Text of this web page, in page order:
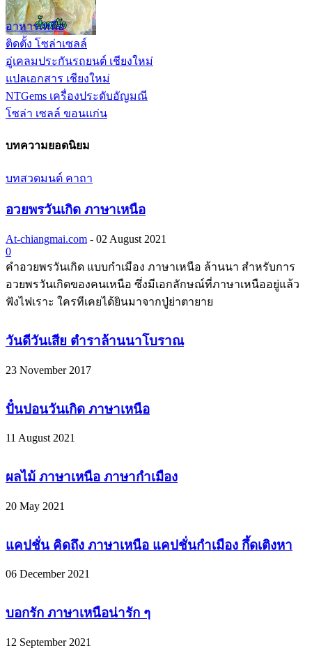
อาหารเหนือ
ติดตั้ง โซล่าเซลล์
อู่เคลมประกันรถยนต์ เชียงใหม่
แปลเอกสาร เชียงใหม่
NTGems เครื่องประดับอัญมณี
โซล่า เซลล์ ขอนแก่น
บทความยอดนิยม
บทสวดมนต์ คาถา
อวยพรวันเกิด ภาษาเหนือ
At-chiangmai.com - 02 August 2021
0
คำอวยพรวันเกิด แบบกำเมือง ภาษาเหนือ ล้านนา สำหรับการ
อวยพรวันเกิดของคนเหนือ ซึ่งมีเอกลักษณ์ที่ภาษาเหนืออยู่แล้ว
ฟังไฟเราะ ใครทีเคยได้ยินมาจากปู่ย่าตายาย
วันดีวันเสีย ตำราล้านนาโบราณ
23 November 2017
ปั๋นปอนวันเกิด ภาษาเหนือ
11 August 2021
ผลไม้ ภาษาเหนือ ภาษากำเมือง
20 May 2021
แคปชั่น คิดถึง ภาษาเหนือ แคปชั่นกำเมือง กึ้ดเติงหา
06 December 2021
บอกรัก ภาษาเหนือน่ารัก ๆ
12 September 2021